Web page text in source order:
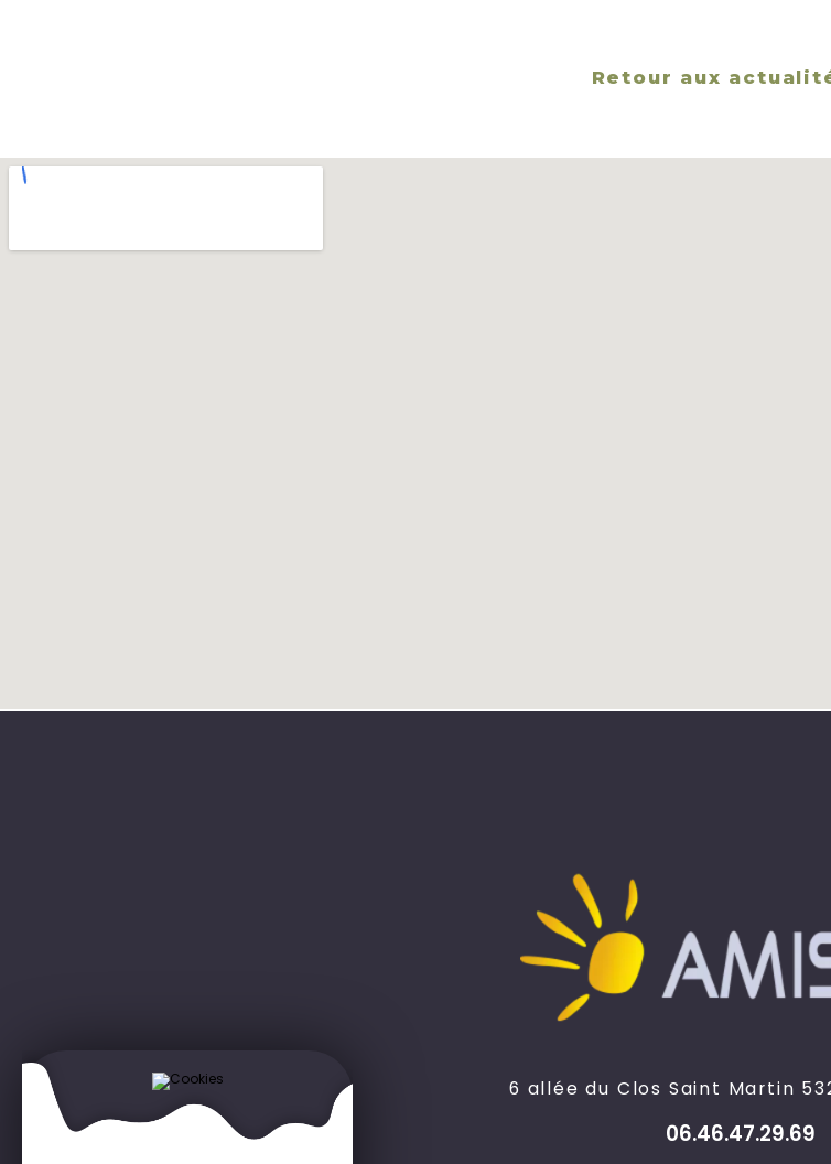
Retour aux
6 allée du Clos Saint Martin
06.46.47.29.69